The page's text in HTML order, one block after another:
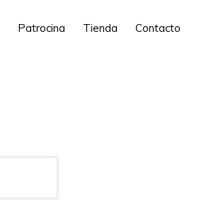
Patrocina Tienda Contacto